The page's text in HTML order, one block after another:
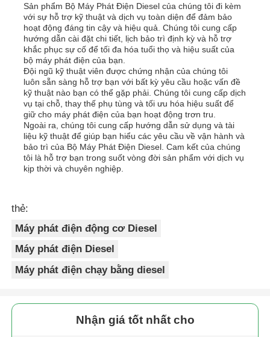
Sản phẩm Bộ Máy Phát Điện Diesel của chúng tôi đi kèm
với sự hỗ trợ kỹ thuật và dịch vụ toàn diện để đảm bảo
hoạt động đáng tin cậy và hiệu quả. Chúng tôi cung cấp
hướng dẫn cài đặt chi tiết, lịch bảo trì định kỳ và hỗ trợ
khắc phục sự cố để tối đa hóa tuổi thọ và hiệu suất của
bộ máy phát điện của bạn.
Đội ngũ kỹ thuật viên được chứng nhận của chúng tôi
luôn sẵn sàng hỗ trợ bạn với bất kỳ yêu cầu hoặc vấn đề
kỹ thuật nào bạn có thể gặp phải. Chúng tôi cung cấp dịch
vụ tại chỗ, thay thế phụ tùng và tối ưu hóa hiệu suất để
giữ cho máy phát điện của bạn hoạt động trơn tru.
Ngoài ra, chúng tôi cung cấp hướng dẫn sử dụng và tài
liệu kỹ thuật để giúp bạn hiểu các yêu cầu về vận hành và
bảo trì của Bộ Máy Phát Điện Diesel. Cam kết của chúng
tôi là hỗ trợ bạn trong suốt vòng đời sản phẩm với dịch vụ
kịp thời và chuyên nghiệp.
thẻ:
Máy phát điện động cơ Diesel
Máy phát điện Diesel
Máy phát điện chạy bằng diesel
Nhận giá tốt nhất cho